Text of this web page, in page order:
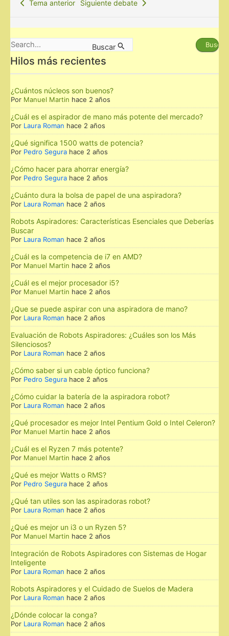
Tema anterior Siguiente debate
Buscar
por:
Buscar
Hilos más recientes
¿Cuántos núcleos son buenos?
Por Manuel Martin hace 2 años
¿Cuál es el aspirador de mano más potente del mercado?
Por Laura Roman hace 2 años
¿Qué significa 1500 watts de potencia?
Por Pedro Segura hace 2 años
¿Cómo hacer para ahorrar energía?
Por Pedro Segura hace 2 años
¿Cuánto dura la bolsa de papel de una aspiradora?
Por Laura Roman hace 2 años
Robots Aspiradores: Características Esenciales que Deberías
Buscar
Por Laura Roman hace 2 años
¿Cuál es la competencia de i7 en AMD?
Por Manuel Martin hace 2 años
¿Cuál es el mejor procesador i5?
Por Manuel Martin hace 2 años
¿Que se puede aspirar con una aspiradora de mano?
Por Laura Roman hace 2 años
Evaluación de Robots Aspiradores: ¿Cuáles son los Más
Silenciosos?
Por Laura Roman hace 2 años
¿Cómo saber si un cable óptico funciona?
Por Pedro Segura hace 2 años
¿Cómo cuidar la batería de la aspiradora robot?
Por Laura Roman hace 2 años
¿Qué procesador es mejor Intel Pentium Gold o Intel Celeron?
Por Manuel Martin hace 2 años
¿Cuál es el Ryzen 7 más potente?
Por Manuel Martin hace 2 años
¿Qué es mejor Watts o RMS?
Por Pedro Segura hace 2 años
¿Qué tan utiles son las aspiradoras robot?
Por Laura Roman hace 2 años
¿Qué es mejor un i3 o un Ryzen 5?
Por Manuel Martin hace 2 años
Integración de Robots Aspiradores con Sistemas de Hogar
Inteligente
Por Laura Roman hace 2 años
Robots Aspiradores y el Cuidado de Suelos de Madera
Por Laura Roman hace 2 años
¿Dónde colocar la conga?
Por Laura Roman hace 2 años